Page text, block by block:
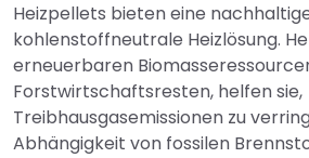
Heizpellets bieten eine
kohlenstoffneutrale Heizlösung.
erneuerbaren
Forstwirtschaftsresten, helfen sie,
Treibhausgasemissionen zu
Abhängigkeit von fossilen